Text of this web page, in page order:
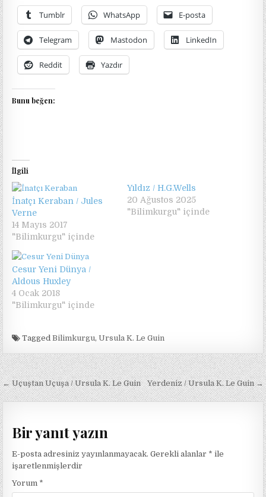
Tumblr WhatsApp E-posta
Telegram Mastodon LinkedIn
Reddit Yazdır
Bunu beğen:
İlgili
İnatçı Keraban / Jules
Verne
14 Mayıs 2017
"Bilimkurgu" içinde
Yıldız / H.G.Wells
20 Ağustos 2025
"Bilimkurgu" içinde
Cesur Yeni Dünya /
Aldous Huxley
4 Ocak 2018
"Bilimkurgu" içinde
TaggedBilimkurgu,Ursula K. Le Guin
Yazı
gezinmesi
← Uçuştan Uçuşa / Ursula K. Le Guin Yerdeniz / Ursula K. Le Guin →
Bir yanıt yazın
E-posta adresiniz yayınlanmayacak. Gerekli alanlar * ile
işaretlenmişlerdir
Yorum *